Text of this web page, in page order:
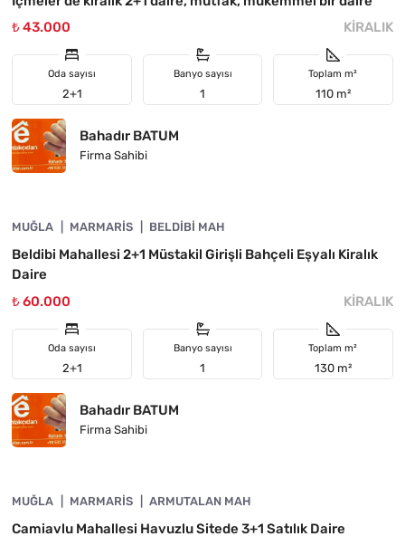
₺ 43.000
KIRALIK
Oda sayısı
2+1
Banyo sayısı
1
Toplam m²
110 m²
Bahadır BATUM
Firma Sahibi
ÖNE ÇIKAN
MUĞLA MARMARIS BELDIBI MAH
Beldibi Mahallesi 2+1 Müstakil Girişli Bahçeli Eşyalı Kiralık
Daire
₺ 60.000
KIRALIK
Oda sayısı
2+1
Banyo sayısı
1
Toplam m²
130 m²
Bahadır BATUM
Firma Sahibi
ÖNE ÇIKAN
MUĞLA MARMARIS ARMUTALAN MAH
Camiavlu Mahallesi Havuzlu Sitede 3+1 Satılık Daire